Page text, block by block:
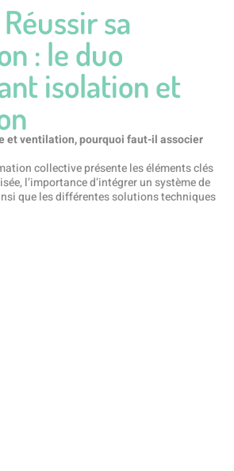
sa
: le duo
isolation et
et ventilation, pourquoi faut-il associer
collective présente les éléments clés
l’importance d’intégrer un système de
que les différentes solutions techniques